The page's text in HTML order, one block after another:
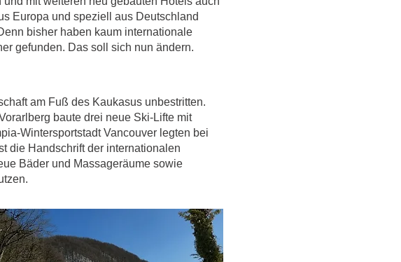
Europa und speziell aus Deutschland
bisher haben kaum internationale
gefunden. Das soll sich nun ändern.
am Fuß des Kaukasus unbestritten.
baute drei neue Ski-Lifte mit
Wintersportstadt Vancouver legten bei
die Handschrift der internationalen
Bäder und Massageräume sowie